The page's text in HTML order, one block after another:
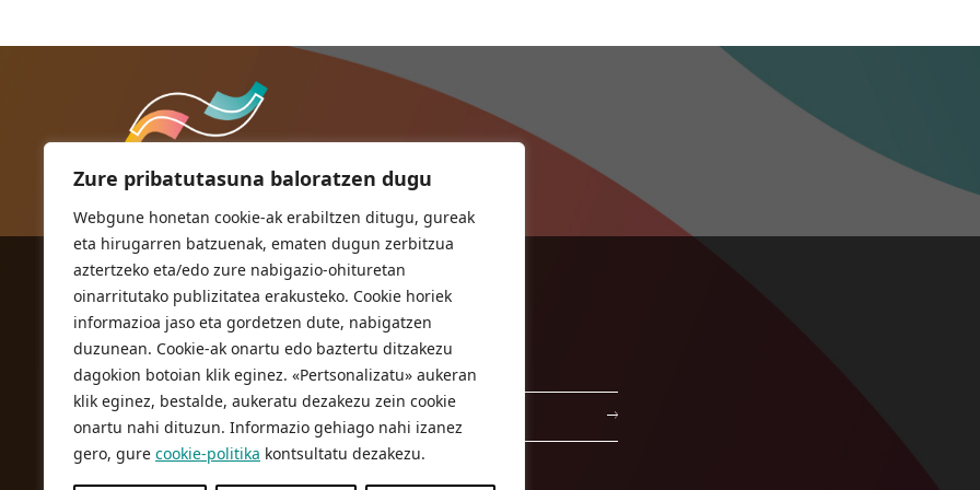
Zure pribatutasuna baloratzen dugu
Webgune honetan cookie-ak erabiltzen ditugu, gureak
eta hirugarren batzuenak, ematen dugun zerbitzua
aztertzeko eta/edo zure nabigazio-ohituretan
oinarritutako publizitatea erakusteko. Cookie horiek
informazioa jaso eta gordetzen dute, nabigatzen
duzunean. Cookie-ak onartu edo baztertu ditzakezu
dagokion botoian klik eginez. «Pertsonalizatu» aukeran
klik eginez, bestalde, aukeratu dezakezu zein cookie
onartu nahi dituzun. Informazio gehiago nahi izanez
gero, gure cookie-politika kontsultatu dezakezu.
ORIOKO UDALA
Herriko plaza,1
20810 Orio (Gipuzkoa)
T. 943 83 03 46
bulegoak@orio.eus